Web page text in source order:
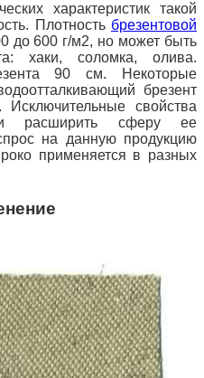
характеристик такой
Плотность брезентовой
до 600 г/м2, но может быть
хаки, соломка, олива.
90 см. Некоторые
брезент
свойства
расширить сферу ее
на данную продукцию
применяется в разных